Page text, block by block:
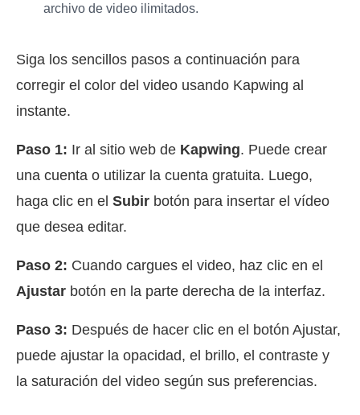
archivo de video ilimitados.
Siga los sencillos pasos a continuación para
corregir el color del video usando Kapwing al
instante.
Paso 1: Ir al sitio web de Kapwing. Puede crear
una cuenta o utilizar la cuenta gratuita. Luego,
haga clic en el Subir botón para insertar el vídeo
que desea editar.
Paso 2: Cuando cargues el video, haz clic en el
Ajustar botón en la parte derecha de la interfaz.
Paso 3: Después de hacer clic en el botón Ajustar,
puede ajustar la opacidad, el brillo, el contraste y
la saturación del video según sus preferencias.